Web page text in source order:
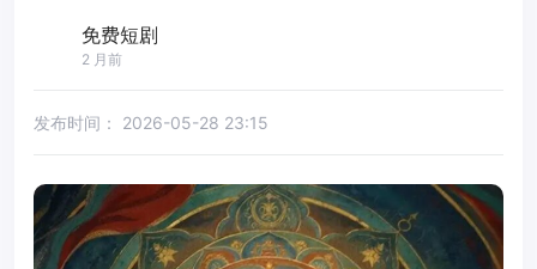
免费短剧
2 月前
发布时间： 2026-05-28 23:15